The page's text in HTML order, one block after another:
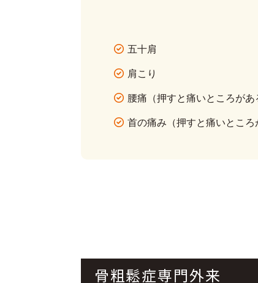
五十肩
肩こり
腰痛（押すと痛いところがあ
首の痛み（押すと痛いところ
骨粗鬆症専門外来